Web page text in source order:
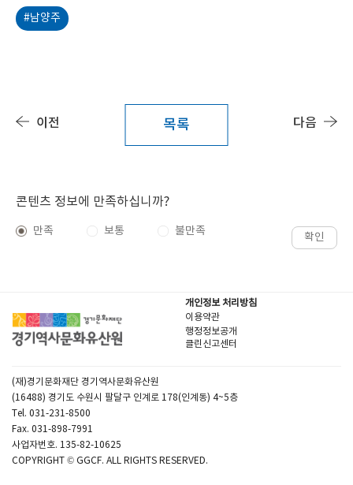
#남양주
이전 목록 다음
콘텐츠 정보에 만족하십니까?
만족 보통 불만족 확인
개인정보 처리방침
이용약관
행정정보공개
클린신고센터
(재)경기문화재단 경기역사문화유산원
(16488) 경기도 수원시 팔달구 인계로 178(인계동) 4~5층
Tel. 031-231-8500
Fax. 031-898-7991
사업자번호. 135-82-10625
COPYRIGHT © GGCF. ALL RIGHTS RESERVED.